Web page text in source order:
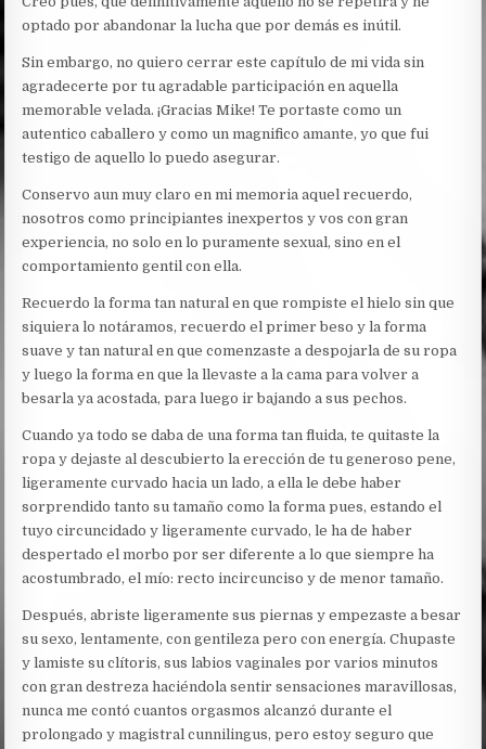
optado por abandonar la lucha que por demás es inútil.
Sin embargo, no quiero cerrar este capítulo de mi vida sin
agradecerte por tu agradable participación en aquella
memorable velada. ¡Gracias Mike! Te portaste como un
autentico caballero y como un magnifico amante, yo que fui
testigo de aquello lo puedo asegurar.
Conservo aun muy claro en mi memoria aquel recuerdo,
nosotros como principiantes inexpertos y vos con gran
experiencia, no solo en lo puramente sexual, sino en el
comportamiento gentil con ella.
Recuerdo la forma tan natural en que rompiste el hielo sin que
siquiera lo notáramos, recuerdo el primer beso y la forma
suave y tan natural en que comenzaste a despojarla de su ropa
y luego la forma en que la llevaste a la cama para volver a
besarla ya acostada, para luego ir bajando a sus pechos.
Cuando ya todo se daba de una forma tan fluida, te quitaste la
ropa y dejaste al descubierto la erección de tu generoso pene,
ligeramente curvado hacia un lado, a ella le debe haber
sorprendido tanto su tamaño como la forma pues, estando el
tuyo circuncidado y ligeramente curvado, le ha de haber
despertado el morbo por ser diferente a lo que siempre ha
acostumbrado, el mío: recto incircunciso y de menor tamaño.
Después, abriste ligeramente sus piernas y empezaste a besar
su sexo, lentamente, con gentileza pero con energía. Chupaste
y lamiste su clítoris, sus labios vaginales por varios minutos
con gran destreza haciéndola sentir sensaciones maravillosas,
nunca me contó cuantos orgasmos alcanzó durante el
prolongado y magistral cunnilingus, pero estoy seguro que